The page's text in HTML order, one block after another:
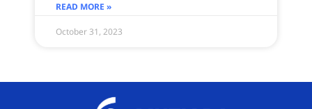
READ MORE »
October 31, 2023